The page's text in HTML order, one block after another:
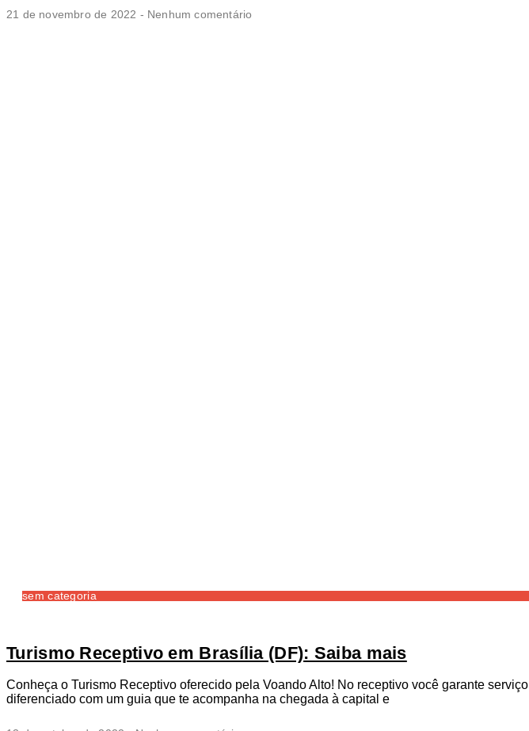
21 de novembro de 2022 Nenhum comentário
sem categoria
Turismo Receptivo em Brasília (DF): Saiba mais
Conheça o Turismo Receptivo oferecido pela Voando Alto! No receptivo você garante serviço
diferenciado com um guia que te acompanha na chegada à capital e